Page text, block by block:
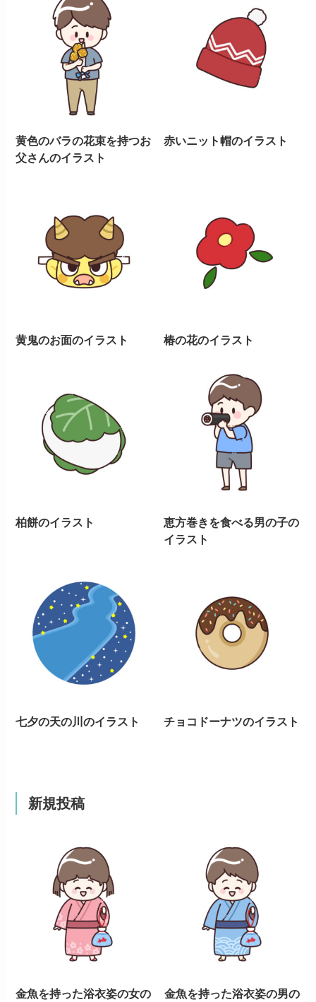
黄色のバラの花束を持つお
父さんのイラスト
赤いニット帽のイラスト
黄鬼のお面のイラスト 椿の花のイラスト
柏餅のイラスト
恵方巻きを食べる男の子の
イラスト
七夕の天の川のイラスト チョコドーナツのイラスト
新規投稿
金魚を持った浴衣姿の女の
金魚を持った浴衣姿の男の